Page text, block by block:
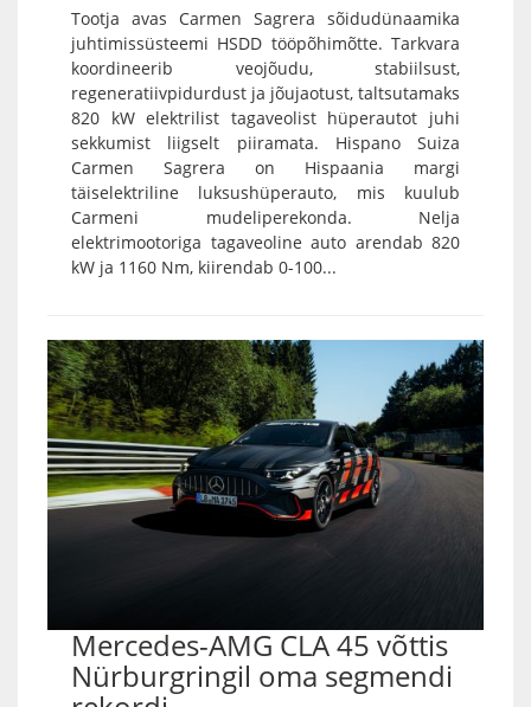
Tootja avas Carmen Sagrera sõidudünaamika
juhtimissüsteemi HSDD tööpõhimõtte. Tarkvara
koordineerib veojõudu, stabiilsust,
regeneratiivpidurdust ja jõujaotust, taltsutamaks
820 kW elektrilist tagaveolist hüperautot juhi
sekkumist liigselt piiramata. Hispano Suiza
Carmen Sagrera on Hispaania margi
täiselektriline luksushüperauto, mis kuulub
Carmeni mudeliperekonda. Nelja
elektrimootoriga tagaveoline auto arendab 820
kW ja 1160 Nm, kiirendab 0-100...
Mercedes-AMG CLA 45 võttis
Nürburgringil oma segmendi